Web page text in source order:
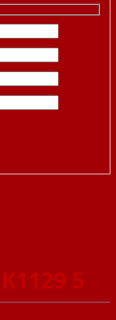
5